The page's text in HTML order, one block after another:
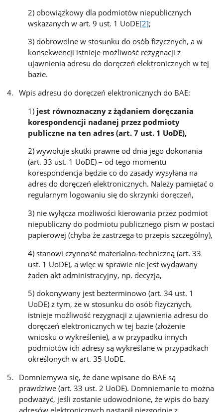
2) obowiązkowy dla podmiotów niepublicznych
wskazanych w art. 9 ust. 1 UoDE[2];
3) dobrowolne w stosunku do osób fizycznych, a w
konsekwencji istnieje możliwość rezygnacji z
ujawnienia adresu do doręczeń elektronicznych w tej
bazie.
Wpis adresu do doręczeń elektronicznych do BAE:
1) jest równoznaczny z żądaniem doręczania
korespondencji nadanej przez podmioty
publiczne na ten adres (art. 7 ust. 1 UoDE),
2) wywołuje skutki prawne od dnia jego dokonania
(art. 33 ust. 1 UoDE) – od tego momentu
korespondencja będzie co do zasady wysyłana na
adres do doręczeń elektronicznych. Należy pamiętać o
regularnym logowaniu się do skrzynki doręczeń,
3) nie wyłącza możliwości kierowania przez podmiot
niepubliczny do podmiotu publicznego pism w postaci
papierowej (chyba że zastrzega to przepis szczególny),
4) stanowi czynność materialno-techniczną (art. 33
ust. 1 UoDE), a więc w sprawie nie jest wydawany
żaden akt administracyjny, np. decyzja,
5) dokonywany jest bezterminowo (art. 34 ust. 1
UoDE) z tym, że w stosunku do osób fizycznych,
istnieje możliwość rezygnacji z ujawnienia adresu do
doręczeń elektronicznych w tej bazie (złożenie
wniosku o wykreślenie), a w przypadku innych
podmiotów ich adresy są wykreślane w przypadkach
określonych w art. 35 UoDE.
Domniemywa się, że dane wpisane do BAE są
prawdziwe (art. 33 ust. 2 UoDE). Domniemanie to można
podważyć, jeśli zostanie udowodnione, że wpis do bazy